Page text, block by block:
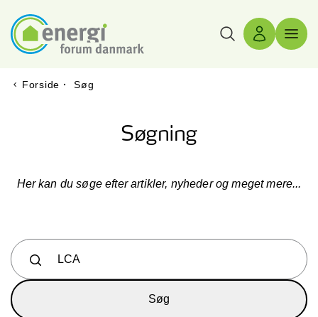
Søg Log ind
Forside · Søg
Søgning
Her kan du søge efter artikler, nyheder og meget mere...
Skriv hvad du søger her...
Søg